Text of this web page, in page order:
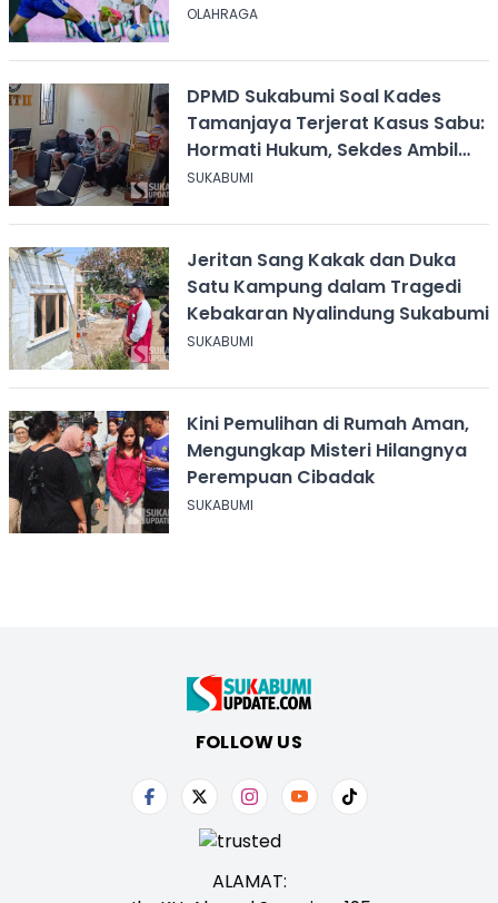
OLAHRAGA
DPMD Sukabumi Soal Kades
Tamanjaya Terjerat Kasus Sabu:
Hormati Hukum, Sekdes Ambil
Alih Pelayanan
SUKABUMI
Jeritan Sang Kakak dan Duka
Satu Kampung dalam Tragedi
Kebakaran Nyalindung Sukabumi
SUKABUMI
Kini Pemulihan di Rumah Aman,
Mengungkap Misteri Hilangnya
Perempuan Cibadak
SUKABUMI
FOLLOW US
ALAMAT: